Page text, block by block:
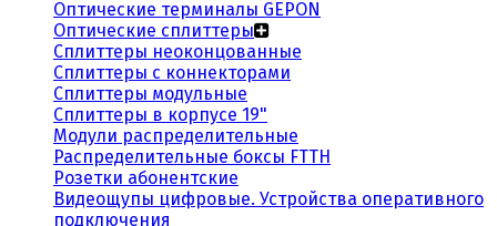
Оптические терминалы GEPON
Оптические сплиттеры
Сплиттеры неоконцованные
Сплиттеры с коннекторами
Сплиттеры модульные
Сплиттеры в корпусе 19"
Модули распределительные
Распределительные боксы FTTH
Розетки абонентские
Видеощупы цифровые. Устройства оперативного
подключения